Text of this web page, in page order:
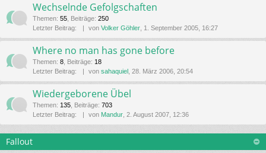
Wechselnde Gefolgschaften
Themen: 55 Beiträge: 250
Letzter Beitrag:
von Volker Göhler , 1. September 2005, 16:27
Where no man has gone before
Themen: 8 Beiträge: 18
Letzter Beitrag:
von sahaquiel , 28. März 2006, 20:54
Wiedergeborene Übel
Themen: 135 Beiträge: 703
Letzter Beitrag:
von Mandur , 2. August 2007, 12:36
Fallout